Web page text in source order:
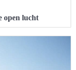
open lucht